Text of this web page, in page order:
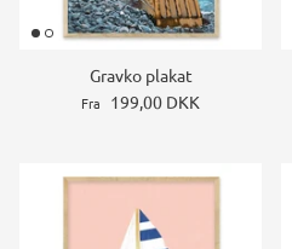
Gravko plakat
Fra 199,00 DKK